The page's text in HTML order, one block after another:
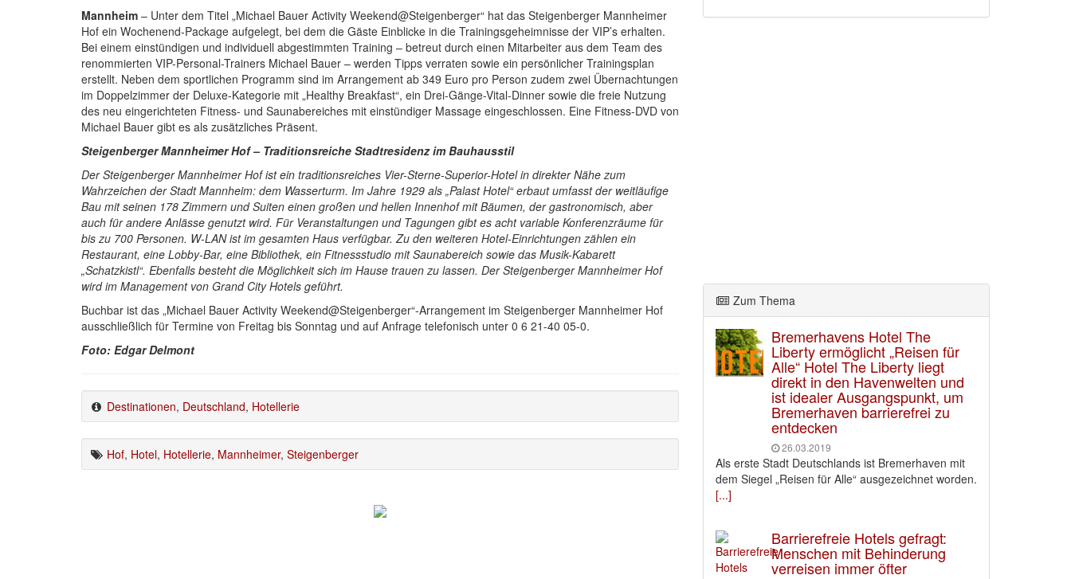
Mannheim – Unter dem Titel „Michael Bauer Activity Weekend@Steigenberger“ hat das Steigenberger Mannheimer
Hof ein Wochenend-Package aufgelegt, bei dem die Gäste Einblicke in die Trainingsgeheimnisse der VIP’s erhalten.
Bei einem einstündigen und individuell abgestimmten Training – betreut durch einen Mitarbeiter aus dem Team des
renommierten VIP-Personal-Trainers Michael Bauer – werden Tipps verraten sowie ein persönlicher Trainingsplan
erstellt. Neben dem sportlichen Programm sind im Arrangement ab 349 Euro pro Person zudem zwei Übernachtungen
im Doppelzimmer der Deluxe-Kategorie mit „Healthy Breakfast“, ein Drei-Gänge-Vital-Dinner sowie die freie Nutzung
des neu eingerichteten Fitness- und Saunabereiches mit einstündiger Massage eingeschlossen. Eine Fitness-DVD von
Michael Bauer gibt es als zusätzliches Präsent.
Steigenberger Mannheimer Hof – Traditionsreiche Stadtresidenz im Bauhausstil
Der Steigenberger Mannheimer Hof ist ein traditionsreiches Vier-Sterne-Superior-Hotel in direkter Nähe zum
Wahrzeichen der Stadt Mannheim: dem Wasserturm. Im Jahre 1929 als „Palast Hotel“ erbaut umfasst der weitläufige
Bau mit seinen 178 Zimmern und Suiten einen großen und hellen Innenhof mit Bäumen, der gastronomisch, aber
auch für andere Anlässe genutzt wird. Für Veranstaltungen und Tagungen gibt es acht variable Konferenzräume für
bis zu 700 Personen. W-LAN ist im gesamten Haus verfügbar. Zu den weiteren Hotel-Einrichtungen zählen ein
Restaurant, eine Lobby-Bar, eine Bibliothek, ein Fitnessstudio mit Saunabereich sowie das Musik-Kabarett
„Schatzkistl“. Ebenfalls besteht die Möglichkeit sich im Hause trauen zu lassen. Der Steigenberger Mannheimer Hof
wird im Management von Grand City Hotels geführt.
Buchbar ist das „Michael Bauer Activity Weekend@Steigenberger“-Arrangement im Steigenberger Mannheimer Hof
ausschließlich für Termine von Freitag bis Sonntag und auf Anfrage telefonisch unter 0 6 21-40 05-0.
Foto: Edgar Delmont
Destinationen, Deutschland, Hotellerie
Hof, Hotel, Hotellerie, Mannheimer, Steigenberger
Zum Thema
Bremerhavens Hotel The
Liberty ermöglicht „Reisen für
Alle“ Hotel The Liberty liegt
direkt in den Havenwelten und
ist idealer Ausgangspunkt, um
Bremerhaven barrierefrei zu
entdecken
26.03.2019
Als erste Stadt Deutschlands ist Bremerhaven mit
dem Siegel „Reisen für Alle“ ausgezeichnet worden.
[...]
Barrierefreie Hotels gefragt:
Menschen mit Behinderung
verreisen immer öfter